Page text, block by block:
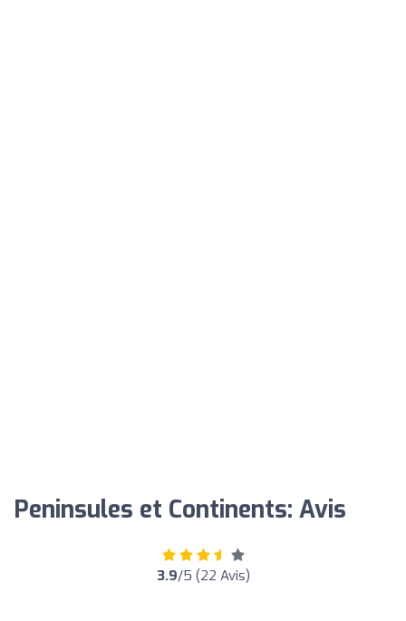
Peninsules et Continents: Avis
3.9/5 (22 Avis)